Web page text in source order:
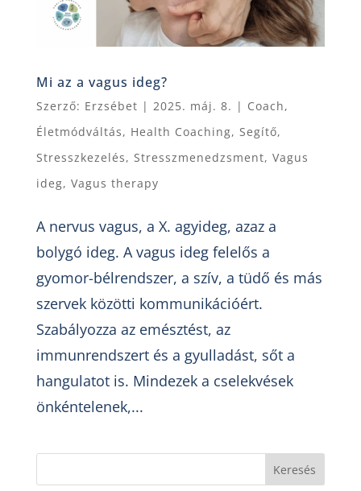
Mi az a vagus ideg?
Szerző: Erzsébet | 2025. máj. 8. | Coach,
Életmódváltás, Health Coaching, Segítő,
Stresszkezelés, Stresszmenedzsment, Vagus
ideg, Vagus therapy
A nervus vagus, a X. agyideg, azaz a
bolygó ideg. A vagus ideg felelős a
gyomor-bélrendszer, a szív, a tüdő és más
szervek közötti kommunikációért.
Szabályozza az emésztést, az
immunrendszert és a gyulladást, sőt a
hangulatot is. Mindezek a cselekvések
önkéntelenek,...
Keresés